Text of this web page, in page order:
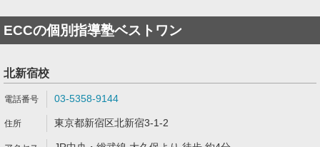
ECCの個別指導塾ベストワン
北新宿校
03-5358-9144
東京都新宿区北新宿3-1-2